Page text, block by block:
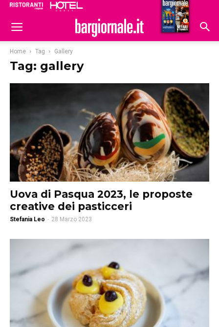
Hoteldomani
Home Tag Gallery
Tag: gallery
Uova di Pasqua 2023, le proposte
creative dei pasticceri
Stefania Leo - 28 Marzo 2023